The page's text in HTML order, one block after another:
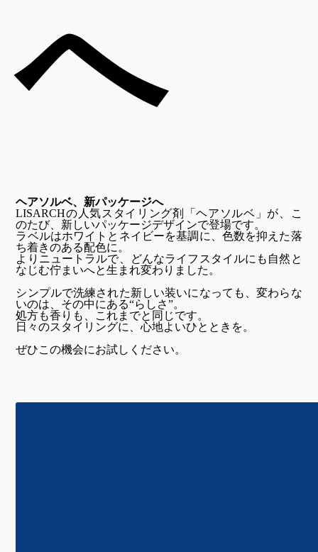
へ
ヘアソルベ、新パッケージへ
LISARCHの人気スタイリング剤「ヘアソルベ」が、こ
のたび、新しいパッケージデザインで登場です。
ラベルはホワイトとネイビーを基調に、色数を抑えた落
ち着きのある配色に。
よりニュートラルで、どんなライフスタイルにも自然と
なじむ佇まいへと生まれ変わりました。
シンプルで洗練された新しい装いになっても、変わらな
いのは、その中にある“らしさ”。
処方も香りも、これまでと同じです。
日々のスタイリングに、心地よいひとときを。
ぜひこの機会にお試しください。